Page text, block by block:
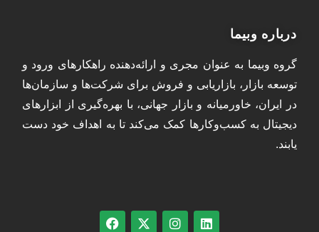
درباره وبیما
گروه وبیما به عنوان مجری و ارائه‌دهنده راهکارهای ورود و
توسعه بازار، بازاریابی و فروش برای شرکت‌ها و سازمان‌ها
در ایران، خاورمیانه و بازار جهانی، با بهره‌گیری از ابزارهای
دیجیتال به کسب‌وکارها کمک می‌کند تا به اهداف خود دست
یابند.